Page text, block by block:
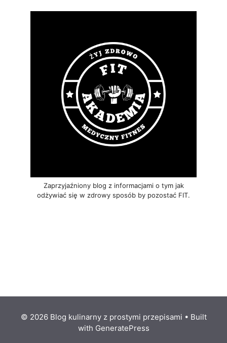
Zaprzyjaźniony blog z informacjami o tym jak
odżywiać się w zdrowy sposób by pozostać FIT.
© 2026 Blog kulinarny z prostymi przepisami • Built
with GeneratePress